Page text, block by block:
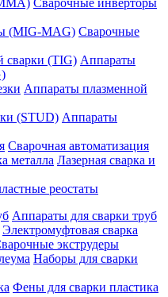
Сварочные инверторы
Сварочные
Аппараты
Аппараты плазменной
Аппараты
Сварочная автоматизация
Лазерная сварка и
реостаты
Аппараты для сварки труб
Электромуфтовая сварка
экструдеры
Наборы для сварки
Фены для сварки пластика